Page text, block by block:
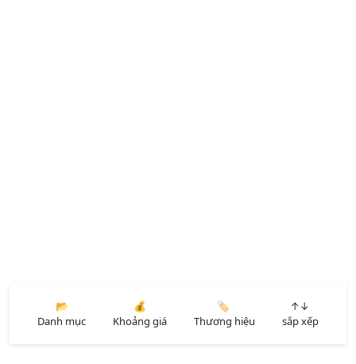
📂
Danh mục
💰
Khoảng giá
🏷️
Thương hiệu
↑↓
sắp xếp